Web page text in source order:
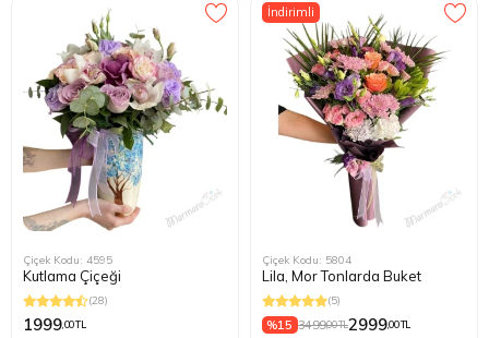
Çiçek Kodu: 4595
Kutlama Çiçeği
(28)
1999,00 TL
İndirimli
Çiçek Kodu: 5804
Lila, Mor Tonlarda Buket
(5)
%15 3499,00 TL2999,00 TL
Şişli